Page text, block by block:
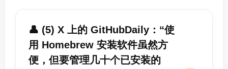
👤 (5) X 上的 GitHubDaily：“使
用 Homebrew 安装软件虽然方
便，但要管理几十个已安装的